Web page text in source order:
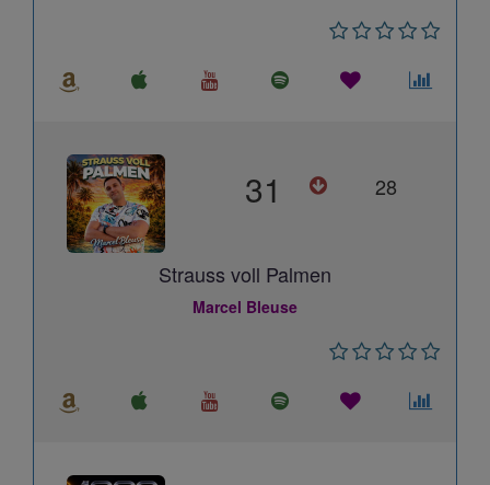
31 28
Strauss voll Palmen
Marcel Bleuse